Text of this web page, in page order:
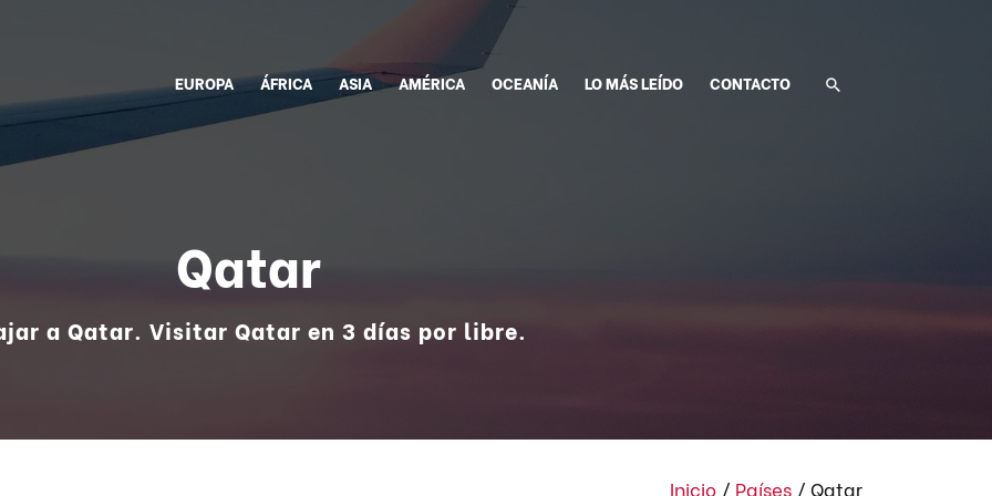
EUROPA ÁFRICA ASIA AMÉRICA OCEANÍA LO MÁS LEÍDO CONTACTO
Qatar
a Qatar. Visitar Qatar en 3 días por libre.
Inicio / Países / Qatar